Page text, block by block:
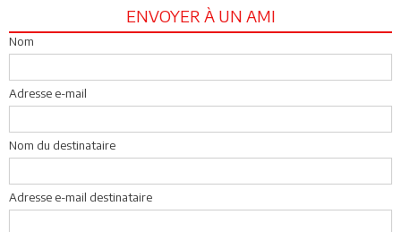
ENVOYER À UN AMI
Nom
Adresse e-mail
Nom du destinataire
Adresse e-mail destinataire